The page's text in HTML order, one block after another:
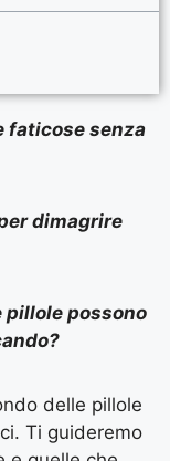
faticose senza
dimagrire
pillole possono
delle pillole
Ti guideremo